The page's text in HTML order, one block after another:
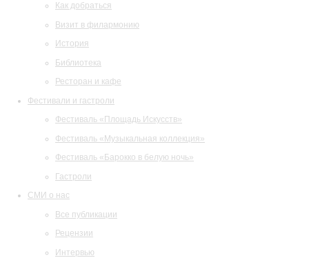
Как добраться
Визит в филармонию
История
Библиотека
Ресторан и кафе
Фестивали и гастроли
Фестиваль «Площадь Искусств»
Фестиваль «Музыкальная коллекция»
Фестиваль «Барокко в белую ночь»
Гастроли
СМИ о нас
Все публикации
Рецензии
Интервью